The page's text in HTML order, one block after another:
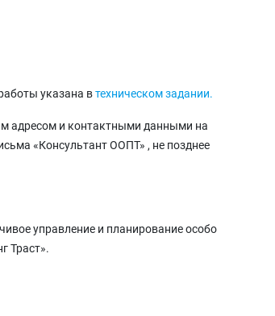
указана втехническом задании.
адресом и контактными данными на
«Консультант ООПТ» , не позднее
управление и планирование особо
Траст».